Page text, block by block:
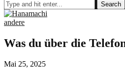
Search
andere
Was du über die
Mai 25, 2025